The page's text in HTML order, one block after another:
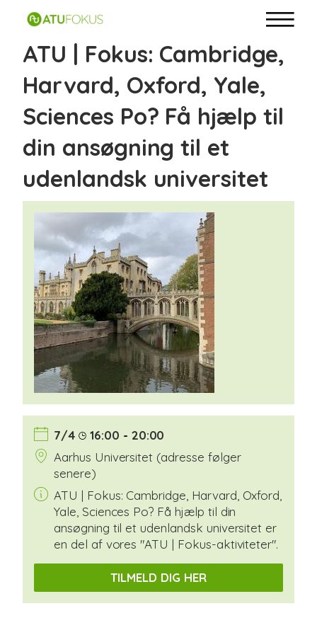
ATU | Fokus: Cambridge,
Harvard, Oxford, Yale,
Sciences Po? Få hjælp til
din ansøgning til et
udenlandsk universitet
7/4 16:00 - 20:00
Aarhus Universitet (adresse følger
senere)
ATU | Fokus: Cambridge, Harvard, Oxford,
Yale, Sciences Po? Få hjælp til din
ansøgning til et udenlandsk universitet er
en del af vores "ATU | Fokus-aktiviteter".
TILMELD DIG HER